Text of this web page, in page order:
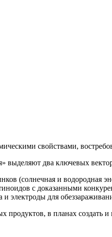
свойствами,
выделяют два ключевых
(солнечная и водородная
с доказанными
и электроды для
продуктов, в планах